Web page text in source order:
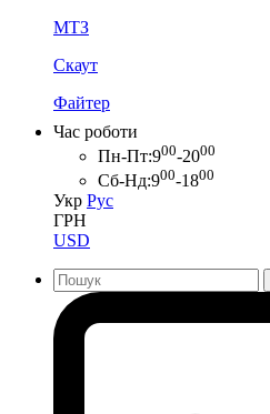
МТЗ
Скаут
Файтер
Час роботи
Пн-Пт:900-2000
Сб-Нд:900-1800
Укр Рус
ГРН
USD